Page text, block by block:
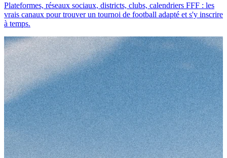
Plateformes, réseaux sociaux, districts, clubs, calendriers FFF : les
vrais canaux pour trouver un tournoi de football adapté et s'y inscrire
à temps.